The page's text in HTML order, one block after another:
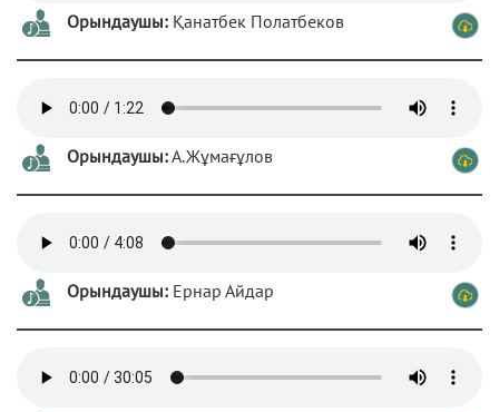
Орындаушы: Қанатбек Полатбеков
Орындаушы:А.Жұмағұлов
Орындаушы: Ернар Айдар